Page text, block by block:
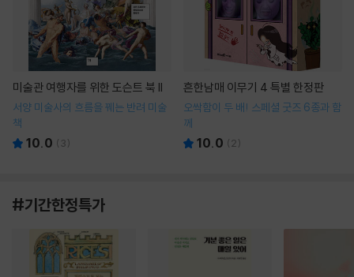
미술관 여행자를 위한 도슨트 북 II
서양 미술사의 흐름을 꿰는 반려 미술
책
10.0 ( 3)
흔한남매 이무기 4 특별 한정판
오싹함이 두 배! 스페셜 굿즈 6종과 함
께
10.0 ( 2)
#기간한정특가